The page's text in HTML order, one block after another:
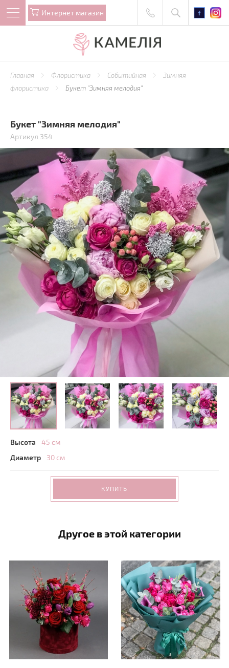
Интернет магазин
Главная Флористика Событийная
Зимняя
флористика
Букет "Зимняя мелодия"
Букет "Зимняя мелодия"
Артикул 354
Высота
45 см
Диаметр
30 см
КУПИТЬ
Другое в этой категории